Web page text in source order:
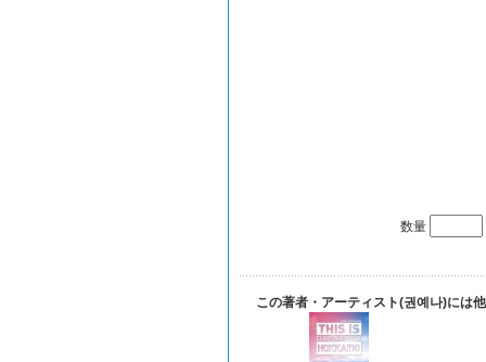
数量
この著者・アーティスト(권예나)には